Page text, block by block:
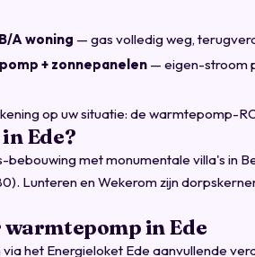
A woning — gas volledig weg,
+ zonnepanelen — eigen-stroom
op uw situatie:de warmtepomp-
Ede?
bebouwing met monumentale villa's in
Lunteren en Wekerom zijn
in Ede
het Energieloket Ede aanvullende